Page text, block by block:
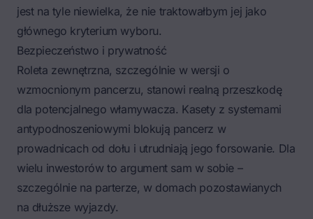
jest na tyle niewielka, że nie traktowałbym jej jako
głównego kryterium wyboru.
Bezpieczeństwo i prywatność
Roleta zewnętrzna, szczególnie w wersji o
wzmocnionym pancerzu, stanowi realną przeszkodę
dla potencjalnego włamywacza. Kasety z systemami
antypodnoszeniowymi blokują pancerz w
prowadnicach od dołu i utrudniają jego forsowanie. Dla
wielu inwestorów to argument sam w sobie –
szczególnie na parterze, w domach pozostawianych
na dłuższe wyjazdy.